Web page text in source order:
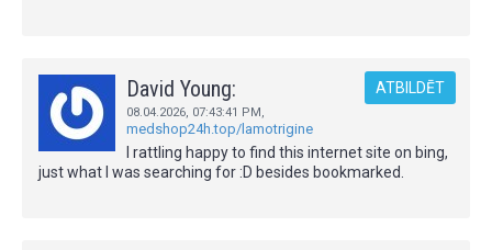
David Young:
08.04.2026, 07:43:41 PM,
medshop24h.top/lamotrigine
ATBILDĒT
I rattling happy to find this internet site on bing,
just what I was searching for :D besides bookmarked.